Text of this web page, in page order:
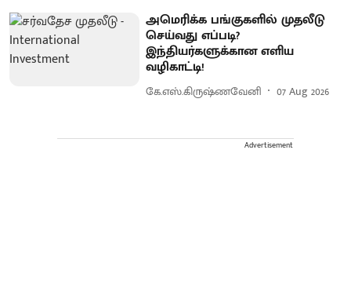
அமெரிக்க பங்குகளில் முதலீடு
செய்வது எப்படி?
இந்தியர்களுக்கான எளிய
வழிகாட்டி!
கே.எஸ்.கிருஷ்ணவேனி 07 Aug 2026
Advertisement